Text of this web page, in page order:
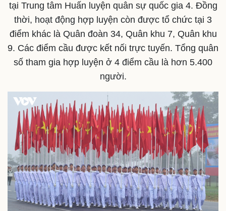
Kinh tế
Bất động sản
Khởi nghiệp
Thị trường
Giá vàng
Tiêu dùng
Tỷ giá
Chứng khoán
Giá cà phê
tại Trung tâm Huấn luyện quân sự quốc gia 4. Đồng
thời, hoạt động hợp luyện còn được tổ chức tại 3
điểm khác là Quân đoàn 34, Quân khu 7, Quân khu
9. Các điểm cầu được kết nối trực tuyến. Tổng quân
số tham gia hợp luyện ở 4 điểm cầu là hơn 5.400
người.